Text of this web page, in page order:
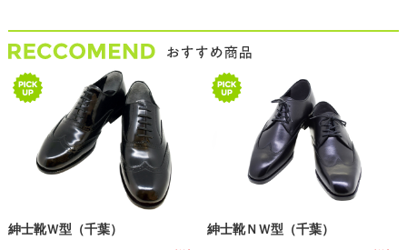
おすすめ商品 ☆
紳士靴Ｗ型（千葉）
紳士靴ＮＷ型（千葉）